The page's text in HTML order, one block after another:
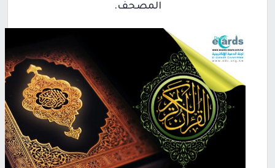
المصحف.